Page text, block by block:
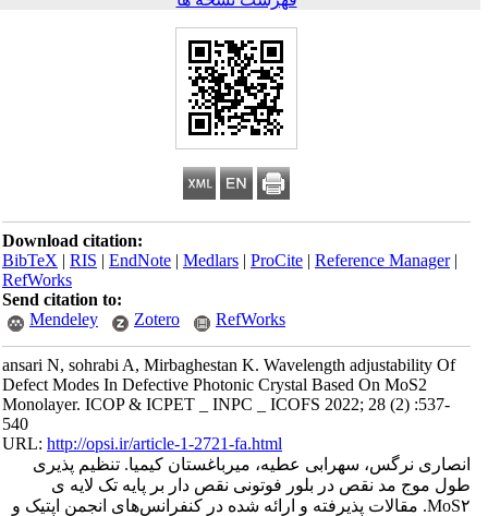
Download citation:
BibTeX|RIS|EndNote|Medlars|ProCite|Reference Manager
RefWorks
Send citation to:
Mendeley
Zotero RefWorks
ansari N, sohrabi A, Mirbaghestan K. Wavelength adjustability Of
Defect Modes In Defective Photonic Crystal Based On MoS2
Monolayer. ICOP & ICPET _ INPC _ ICOFS 2022; 28 (2) :537-
540
URL:http://opsi.ir/article-1-2721-fa.html
انصاری نرگس، سهرابی عطیه، میرباغستان کیمیا. تنظیم پذیری
طول موج مد نقص در بلور فوتونی نقص‌ دار بر پایه تک لایه‌ ی
MoS۲. مقالات پذیرفته و ارائه شده در کنفرانس‌های انجمن اپتیک و